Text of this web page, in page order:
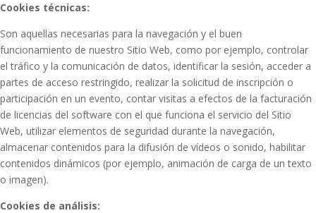
Cookies técnicas:
Son aquellas necesarias para la navegación y el buen
funcionamiento de nuestro Sitio Web, como por ejemplo, controlar
el tráfico y la comunicación de datos, identificar la sesión, acceder a
partes de acceso restringido, realizar la solicitud de inscripción o
participación en un evento, contar visitas a efectos de la facturación
de licencias del software con el que funciona el servicio del Sitio
Web, utilizar elementos de seguridad durante la navegación,
almacenar contenidos para la difusión de vídeos o sonido, habilitar
contenidos dinámicos (por ejemplo, animación de carga de un texto
o imagen).
Cookies de análisis: